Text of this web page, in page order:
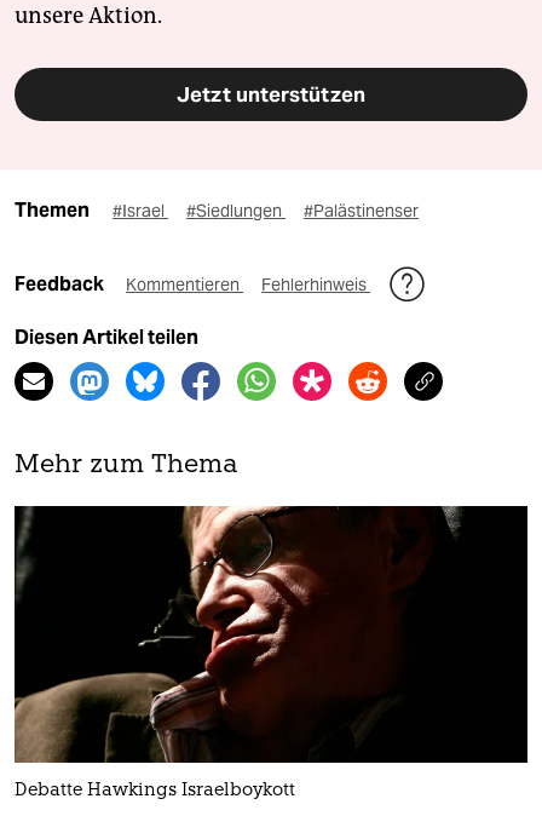
unsere Aktion.
Jetzt unterstützen
Themen #Israel #Siedlungen #Palästinenser
Feedback Kommentieren Fehlerhinweis
Diesen Artikel teilen
Mehr zum Thema
Debatte Hawkings Israelboykott